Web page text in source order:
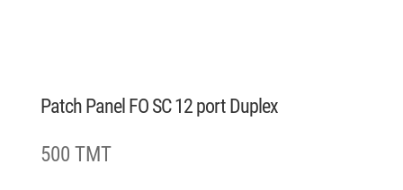
Patch Panel FO SC 12 port Duplex
500 TMT